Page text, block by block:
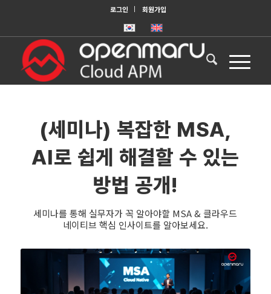
로그인 회원가입
(세미나) 복잡한 MSA,
AI로 쉽게 해결할 수 있는
방법 공개!
세미나를 통해 실무자가 꼭 알아야할 MSA & 클라우드
네이티브 핵심 인사이트를 알아보세요.